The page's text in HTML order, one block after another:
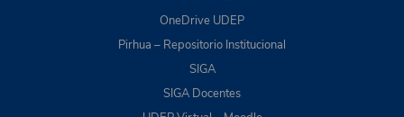
OneDrive UDEP
Pirhua – Repositorio Institucional
SIGA
SIGA Docentes